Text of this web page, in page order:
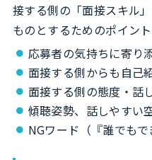
接する側の「面接スキル
ものとするためのポイン
応募者の気持ちに寄り
面接する側からも自己
面接する側の態度・話
傾聴姿勢、話しやすい
NGワード（『誰でも